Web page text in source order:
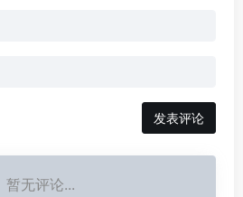
发表评论
暂无评论...